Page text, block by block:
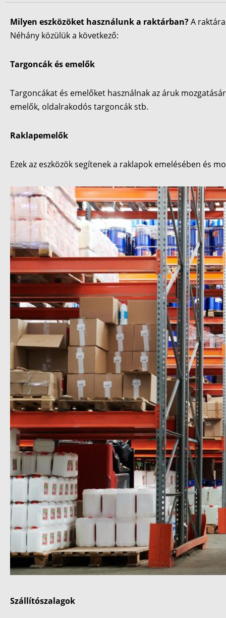
Milyen eszközöket használunk a raktárban?A
Néhány közülük a következő:
Targoncák és emelők
Targoncákat és emelőket használnak az áruk
emelők, oldalrakodós targoncák stb.
Raklapemelők
Ezek az eszközök segítenek a raklapok emelésében és
Szállítószalagok